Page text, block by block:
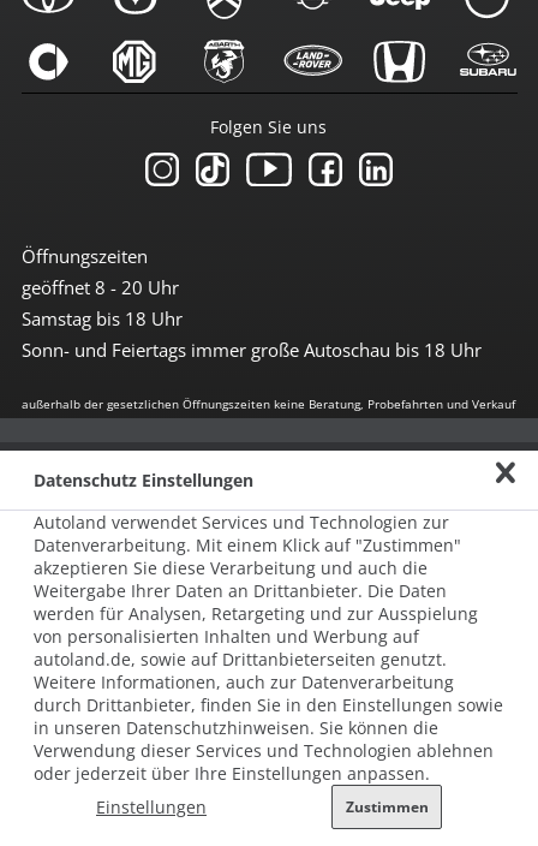
Öffnungszeiten
geöffnet 8 - 20 Uhr
Samstag bis 18 Uhr
Sonn- und Feiertags immer große Autoschau bis 18 Uhr
Folgen Sie uns
außerhalb der gesetzlichen Öffnungszeiten keine Beratung, Probefahrten und Verkauf
© 2026 AUTOLAND 24 SE & Co. Betriebs KG
Werner-von-Siemens-Str. 2, 06796 Brehna, Deutschland
Impressum
Datenschutz
Hinweisgebersystem nach HinSchG
Beschwerde nach LkSG
Grundsatzerklärung zum LkSG
Datenschutz Einstellungen
Autoland verwendet Services und Technologien zur
Datenverarbeitung. Mit einem Klick auf "Zustimmen"
akzeptieren Sie diese Verarbeitung und auch die
Weitergabe Ihrer Daten an Drittanbieter. Die Daten
werden für Analysen, Retargeting und zur Ausspielung
von personalisierten Inhalten und Werbung auf
autoland.de, sowie auf Drittanbieterseiten genutzt.
Weitere Informationen, auch zur Datenverarbeitung
durch Drittanbieter, finden Sie in den Einstellungen sowie
in unseren Datenschutzhinweisen. Sie können die
Verwendung dieser Services und Technologien ablehnen
oder jederzeit über Ihre Einstellungen anpassen.
Einstellungen
Zustimmen